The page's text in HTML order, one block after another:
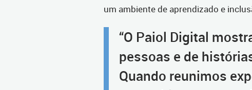
um ambiente de aprendizado e
“O Paiol Digital
pessoas e de
Quando reunimos